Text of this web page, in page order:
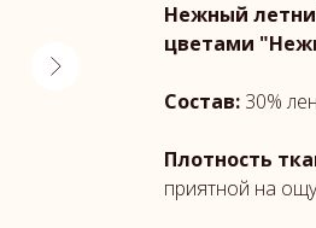
Нежный
цветами
Состав: 30%
Плотность
приятной на